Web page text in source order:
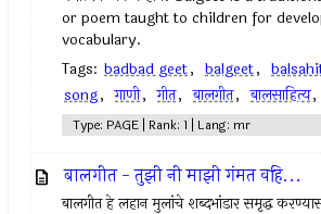
or poem taught to children for
vocabulary.
Tags: badbad geet, balgeet,
song, गाणी, गीत, बालगीत, बालसाहित्य,
Type: PAGE | Rank: 1 | Lang: mr
बालगीत - तुझी नी माझी गंमत वहि...
बालगीत हे लहान मुलांचे शब्दभांडार समृद्ध